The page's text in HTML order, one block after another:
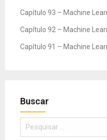
Capítulo 93 – Machine
Capítulo 92 – Machine
Capítulo 91 – Machine
Buscar
Pesquisar
por: